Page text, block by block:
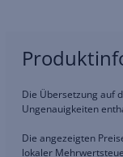
Die Übersetzung auf
Ungenauigkeiten
Die angezeigten
lokaler